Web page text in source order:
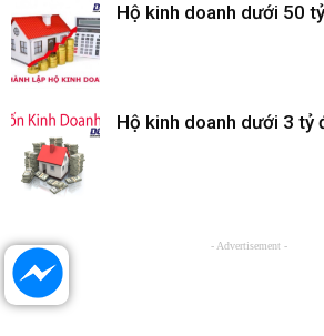
Hộ kinh doanh dưới 50
Hộ kinh doanh dưới 3 tỷ
- Advertisement -